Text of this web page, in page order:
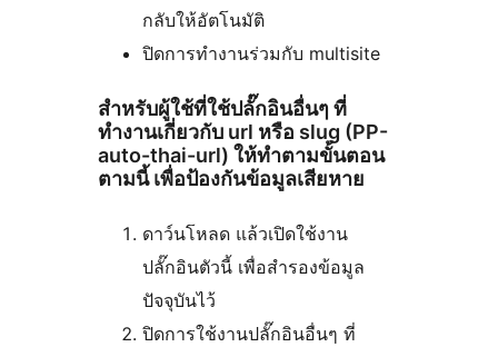
กลับให้อัตโนมัติ
ปิดการทำงานร่วมกับ multisite
สำหรับผู้ใช้ที่ใช้ปลั๊กอินอื่นๆ ที่
ทำงานเกี่ยวกับ url หรือ slug (PP-
auto-thai-url) ให้ทำตามขั้นตอน
ตามนี้ เพื่อป้องกันข้อมูลเสียหาย
ดาว์นโหลด แล้วเปิดใช้งาน
ปลั๊กอินตัวนี้ เพื่อสำรองข้อมูล
ปัจจุบันไว้
ปิดการใช้งานปลั๊กอินอื่นๆ ที่